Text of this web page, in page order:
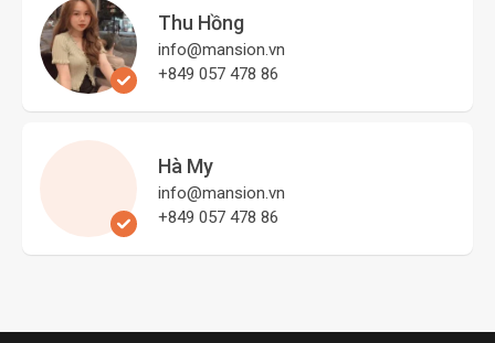
Thu Hồng
info@mansion.vn
+849 057 478 86
Hà My
info@mansion.vn
+849 057 478 86